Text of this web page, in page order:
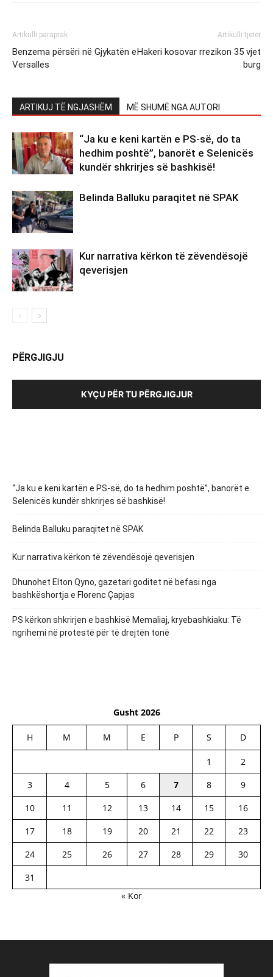
Artikulli paraprak
Benzema përsëri në Gjykatën e
Versalles
Artikulli tjetër
Hakeri kosovar rrezikon 35 vjet
burg
ARTIKUJ TË NGJASHËM MË SHUMË NGA AUTORI
“Ja ku e keni kartën e PS-së, do ta
hedhim poshtë”, banorët e Selenicës
kundër shkrirjes së bashkisë!
Belinda Balluku paraqitet në SPAK
Kur narrativa kërkon të zëvendësojë
qeverisjen
PËRGJIGJU
KYÇU PËR TU PËRGJIGJUR
“Ja ku e keni kartën e PS-së, do ta hedhim poshtë”, banorët e
Selenicës kundër shkrirjes së bashkisë!
Belinda Balluku paraqitet në SPAK
Kur narrativa kërkon të zëvendësojë qeverisjen
Dhunohet Elton Qyno, gazetari goditet në befasi nga
bashkëshortja e Florenc Çapjas
PS kërkon shkrirjen e bashkisë Memaliaj, kryebashkiaku: Të
ngrihemi në protestë për të drejtën tonë
Gusht 2026
H M M E P S D
1
2
3
4 5 6 7 8
9
10
11 12 13 14 15
16
17
18 19 20 21 22
23
24
25 26 27 28 29
30
31
« Kor